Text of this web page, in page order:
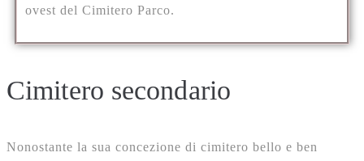
ovest del Cimitero Parco.
Cimitero secondario
Nonostante la sua concezione di cimitero bello e ben